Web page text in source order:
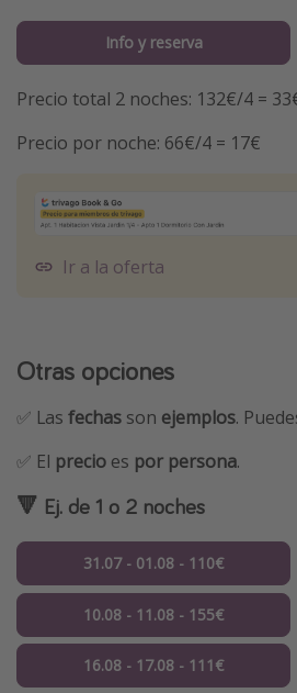
Info y reserva
Precio total 2 noches: 132€/4 =
Precio por noche: 66€/4 = 17€
Ir a la oferta
Otras opciones
✅ Las fechas son ejemplos.
✅ El precio es por persona.
🔻 Ej. de 1 o 2 noches
31.07 - 01.08 - 110€
10.08 - 11.08 - 155€
16.08 - 17.08 - 111€